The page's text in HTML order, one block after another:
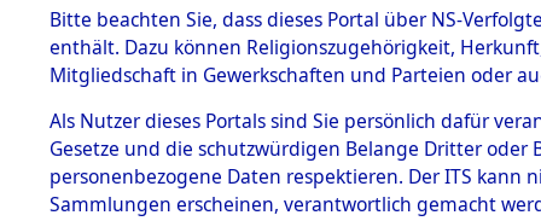
BESTÄNDE
1.
mente
5. Verschiedenes
5.3
Todesmärsche
Listen
0009
Bitte beachten Sie, dass dieses Portal über NS-
enthält. Dazu können Religionszugehörigkeit,
Mitgliedschaft in Gewerkschaften und Parteien oder
Als Nutzer dieses Portals sind Sie persönlich dafür
Gesetze und die schutzwürdigen Belange Dritter
personenbezogene Daten respektieren. Der ITS
Sammlungen erscheinen, verantwortlich gemacht